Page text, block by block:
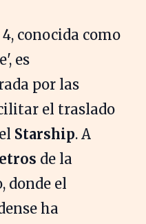
conocida como
es
por las
el traslado
Starship. A
de la
donde el
ha